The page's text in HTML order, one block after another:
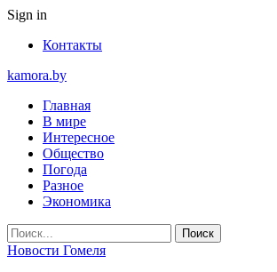
Sign in
Контакты
kamora.by
Главная
В мире
Интересное
Общество
Погода
Разное
Экономика
Новости Гомеля